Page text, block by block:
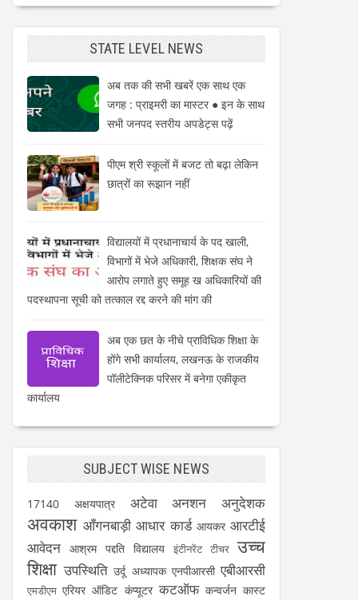
STATE LEVEL NEWS
अब तक की सभी खबरें एक साथ एक
जगह : प्राइमरी का मास्टर ● इन के साथ
सभी जनपद स्तरीय अपडेट्स पढ़ें
पीएम श्री स्कूलों में बजट तो बढ़ा लेकिन
छात्रों का रूझान नहीं
विद्यालयों में प्रधानाचार्य के पद खाली,
विभागों में भेजे अधिकारी, शिक्षक संघ ने
आरोप लगाते हुए समूह ख अधिकारियों की
पदस्थापना सूची को तत्काल रद्द करने की मांग की
अब एक छत के नीचे प्राविधिक शिक्षा के
होंगे सभी कार्यालय, लखनऊ के राजकीय
पॉलीटेक्निक परिसर में बनेगा एकीकृत
कार्यालय
SUBJECT WISE NEWS
17140 अक्षयपात्र अटेवा अनशन अनुदेशक
अवकाश आँगनबाड़ी आधार कार्ड आयकर आरटीई
आवेदन आश्रम पद्दति विद्यालय इंटीनरेंट टीचर उच्च
शिक्षा उपस्थिति उर्दू अध्यापक एनपीआरसी एबीआरसी
एमडीएम एरियर ऑडिट कंप्यूटर कटऑफ कन्वर्जन कास्ट